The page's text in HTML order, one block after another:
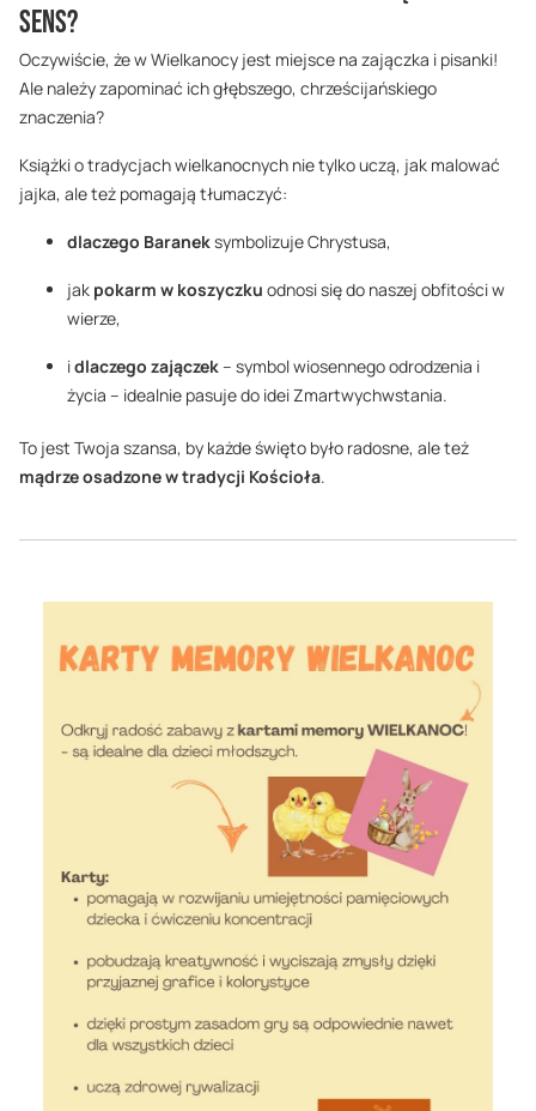
sens?
Oczywiście, że w Wielkanocy jest miejsce na zajączka i pisanki!
Ale należy zapominać ich głębszego, chrześcijańskiego
znaczenia?
Książki o tradycjach wielkanocnych nie tylko uczą, jak malować
jajka, ale też pomagają tłumaczyć:
dlaczego Baraneksymbolizuje Chrystusa,
jak pokarm w koszyczku odnosi się do naszej obfitości w
wierze,
idlaczego zajączek– symbol wiosennego odrodzenia i
życia – idealnie pasuje do idei Zmartwychwstania.
To jest Twoja szansa, by każde święto było radosne, ale też
mądrze osadzone w tradycji Kościoła.